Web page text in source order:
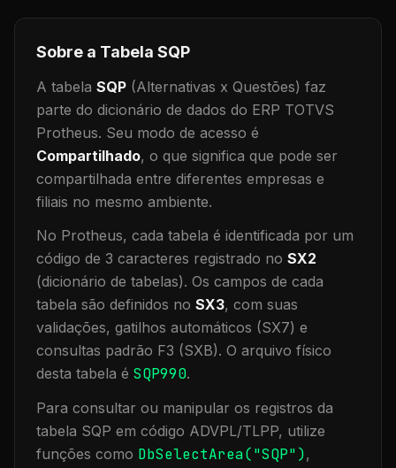
Sobre a Tabela SQP
A tabela SQP (Alternativas x Questões) faz
parte do dicionário de dados do ERP TOTVS
Protheus. Seu modo de acesso é
Compartilhado, o que significa que pode ser
compartilhada entre diferentes empresas e
filiais no mesmo ambiente.
No Protheus, cada tabela é identificada por um
código de 3 caracteres registrado no SX2
(dicionário de tabelas). Os campos de cada
tabela são definidos no SX3, com suas
validações, gatilhos automáticos (SX7) e
consultas padrão F3 (SXB). O arquivo físico
desta tabela é SQP990.
Para consultar ou manipular os registros da
tabela SQP em código ADVPL/TLPP, utilize
funções como DbSelectArea("SQP"),